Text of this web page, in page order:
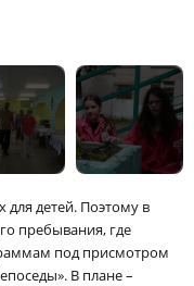
для детей. Поэтому в
пребывания, где
под присмотром
В плане –